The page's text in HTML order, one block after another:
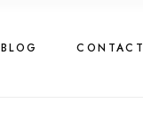
BLOG CONTACT